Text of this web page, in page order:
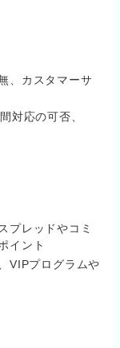
、カスタマーサ
対応の可否、
プレッドやコミ
イント
VIPプログラムや